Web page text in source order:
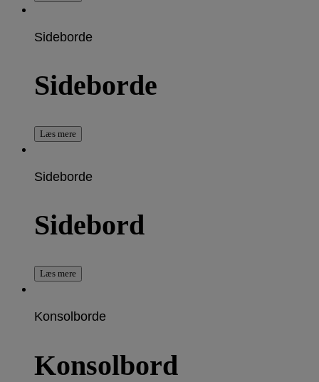
Sideborde
Sideborde
Læs mere
Sideborde
Sidebord
Læs mere
Konsolborde
Konsolbord